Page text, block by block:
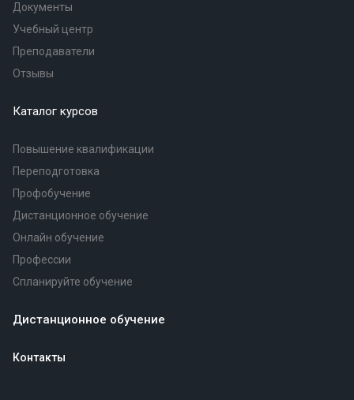
Документы
Учебный центр
Преподаватели
Отзывы
Каталог курсов
Повышение квалификации
Переподготовка
Профобучение
Дистанционное обучение
Онлайн обучение
Профессии
Спланируйте обучение
Дистанционное обучение
Контакты